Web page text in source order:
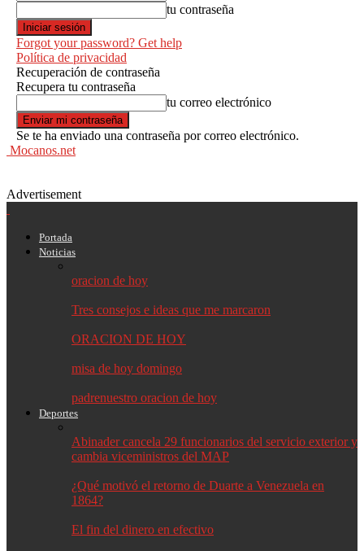
tu contraseña
Forgot your password? Get help
Política de privacidad
Recuperación de contraseña
Recupera tu contraseña
tu correo electrónico
Se te ha enviado una contraseña por correo electrónico.
Mocanos.net
Advertisement
Portada
Noticias
oracion de hoy
Tres consejos e ideas que me marcaron
ORACION DE HOY
misa de hoy domingo
padrenuestro oracion de hoy
Deportes
Abinader cancela 29 funcionarios del servicio exterior y
cambia viceministros del MAP
¿Qué motivó el retorno de Duarte a Venezuela en
1864?
El fin del dinero en efectivo